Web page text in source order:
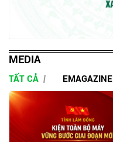
MEDIA
TẤT CẢ EMAGAZINE